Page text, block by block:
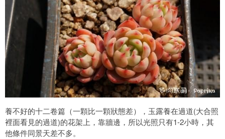
養不好的十二卷篇（一顆比一顆狀態差），玉露養在過道(大合照
裡面看見的過道)的花架上，靠牆邊，所以光照只有1-2小時，其
他條件同景天差不多。